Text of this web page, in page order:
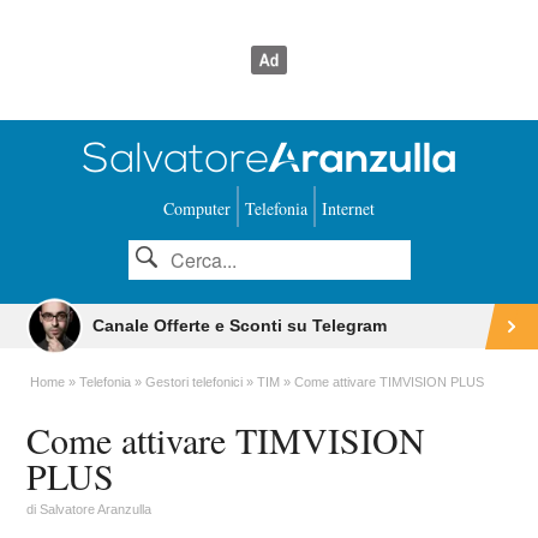
Computer Telefonia Internet
Canale Offerte e Sconti su Telegram
Home Telefonia Gestori telefonici TIM Come attivare TIMVISION PLUS
Come attivare TIMVISION
PLUS
diSalvatore Aranzulla